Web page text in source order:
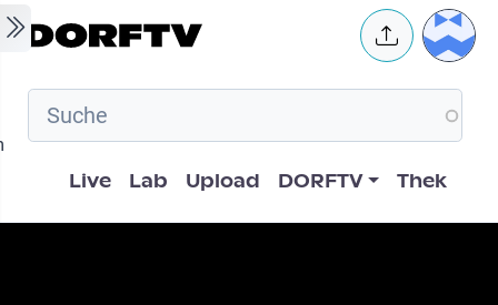
Skip to main content User
Hauptnavigation
Live Lab Upload DORFTV Thek